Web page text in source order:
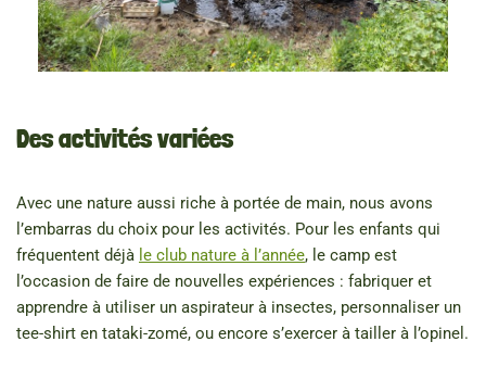
Des activités variées
Avec une nature aussi riche à portée de main, nous avons
l’embarras du choix pour les activités. Pour les enfants qui
fréquentent déjà le club nature à l’année, le camp est
l’occasion de faire de nouvelles expériences : fabriquer et
apprendre à utiliser un aspirateur à insectes, personnaliser un
tee-shirt en tataki-zomé, ou encore s’exercer à tailler à l’opinel.